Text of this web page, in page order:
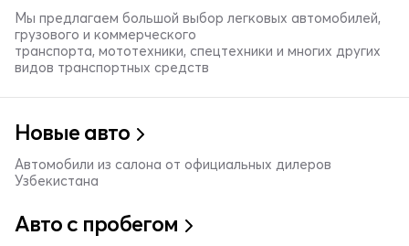
Мы предлагаем большой выбор легковых автомобилей,
грузового и коммерческого
транспорта, мототехники, спецтехники и многих других
видов транспортных средств
Новые авто
Автомобили из салона от официальных дилеров
Узбекистана
Авто с пробегом